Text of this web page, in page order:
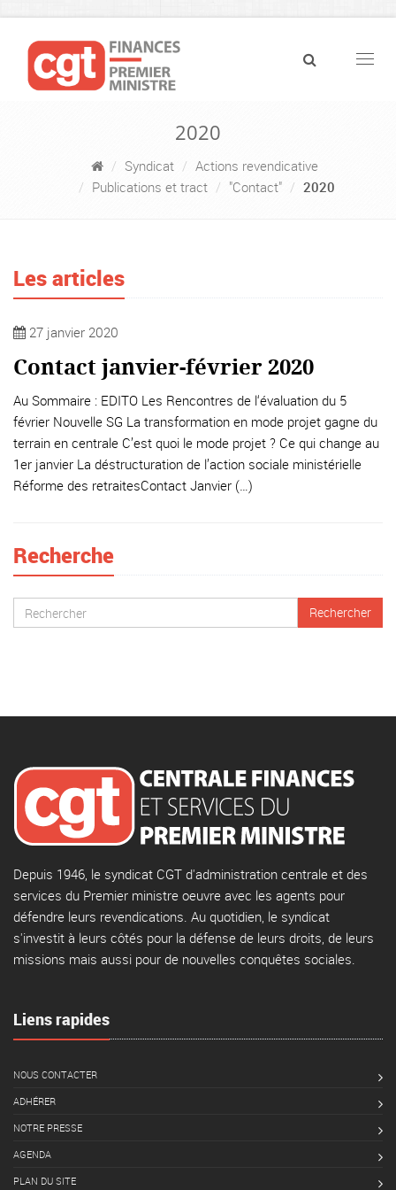
2020
Syndicat
Actions revendicative
Publications et tract
"Contact" 2020
Les articles
27 janvier 2020
Contact janvier-février 2020
Au Sommaire : EDITO Les Rencontres de l‘évaluation du 5
février Nouvelle SG La transformation en mode projet gagne du
terrain en centrale C’est quoi le mode projet ? Ce qui change au
1er janvier La déstructuration de l’action sociale ministérielle
Réforme des retraitesContact Janvier (…)
Recherche
Depuis 1946, le syndicat CGT d'administration centrale et des
services du Premier ministre oeuvre avec les agents pour
défendre leurs revendications. Au quotidien, le syndicat
s'investit à leurs côtés pour la défense de leurs droits, de leurs
missions mais aussi pour de nouvelles conquêtes sociales.
Liens rapides
NOUS CONTACTER
ADHÉRER
NOTRE PRESSE
AGENDA
PLAN DU SITE